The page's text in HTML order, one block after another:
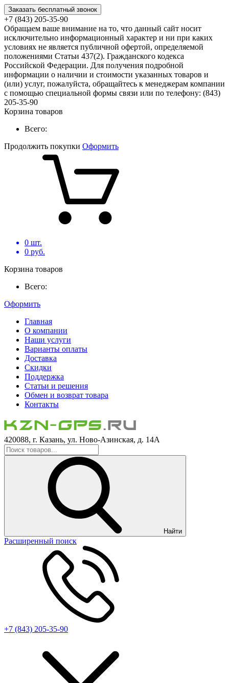
Заказать бесплатный звонок
+7 (843) 205-35-90
Обращаем ваше внимание на то, что данный сайт носит
исключительно информационный характер и ни при каких
условиях не является публичной офертой, определяемой
положениями Статьи 437(2). Гражданского кодекса
Российской Федерации. Для получения подробной
информации о наличии и стоимости указанных товаров и
(или) услуг, пожалуйста, обращайтесь к менеджерам компании
с помощью специальной формы связи или по телефону: (843)
205-35-90
Корзина товаров
Всего:
Продолжить покупки Оформить
0 шт.
0 руб.
Корзина товаров
Всего:
Оформить
Главная
О компании
Наши услуги
Варианты оплаты
Доставка
Скидки
Поддержка
Статьи и решения
Обмен и возврат товара
Контакты
420088, г. Казань, ул. Ново-Азинская, д. 14А
Найти
Расширенный поиск
+7 (843) 205-35-90